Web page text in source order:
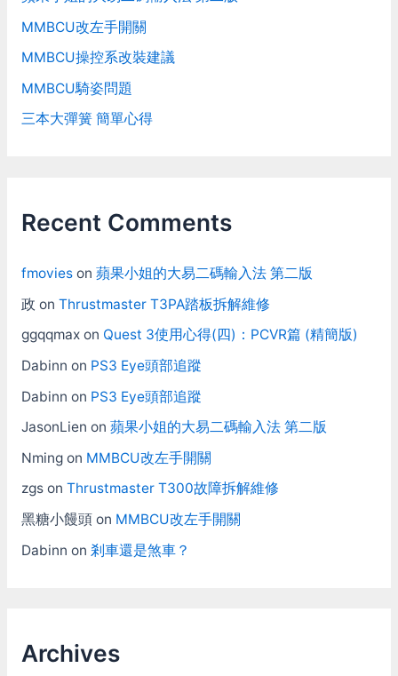
MMBCU改左手開關
MMBCU操控系改裝建議
MMBCU騎姿問題
三本大彈簧 簡單心得
Recent Comments
fmovieson 蘋果小姐的大易二碼輸入法 第二版
政 on Thrustmaster T3PA踏板拆解維修
ggqqmaxon Quest 3使用心得(四)：PCVR篇 (精簡版)
Dabinn on PS3 Eye頭部追蹤
Dabinn on PS3 Eye頭部追蹤
JasonLien on 蘋果小姐的大易二碼輸入法 第二版
Nmingon MMBCU改左手開關
zgson Thrustmaster T300故障拆解維修
黑糖小饅頭on MMBCU改左手開關
Dabinn on 剎車還是煞車？
Archives